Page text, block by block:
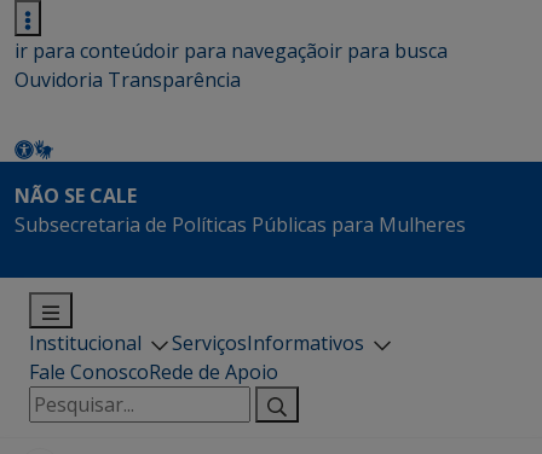
ir para conteúdoir para navegaçãoir para busca
Ouvidoria Transparência
NÃO SE CALE
Subsecretaria de Políticas Públicas para Mulheres
Institucional ServiçosInformativos
Fale ConoscoRede de Apoio
Pesquisar
por: